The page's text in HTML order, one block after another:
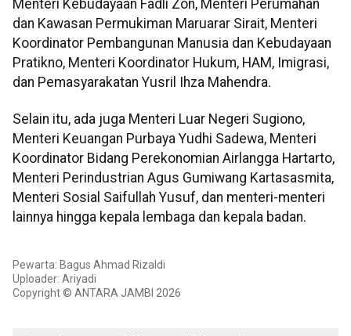
Menteri Kebudayaan Fadli Zon, Menteri Perumahan
dan Kawasan Permukiman Maruarar Sirait, Menteri
Koordinator Pembangunan Manusia dan Kebudayaan
Pratikno, Menteri Koordinator Hukum, HAM, Imigrasi,
dan Pemasyarakatan Yusril Ihza Mahendra.
Selain itu, ada juga Menteri Luar Negeri Sugiono,
Menteri Keuangan Purbaya Yudhi Sadewa, Menteri
Koordinator Bidang Perekonomian Airlangga Hartarto,
Menteri Perindustrian Agus Gumiwang Kartasasmita,
Menteri Sosial Saifullah Yusuf, dan menteri-menteri
lainnya hingga kepala lembaga dan kepala badan.
Pewarta: Bagus Ahmad Rizaldi
Uploader: Ariyadi
Copyright © ANTARA JAMBI 2026